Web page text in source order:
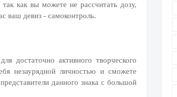
как вы можете не рассчитать дозу,
ваш девиз - самоконтроль.
достаточно активного творческого
незаурядной личностью и сможете
данного знака с большой